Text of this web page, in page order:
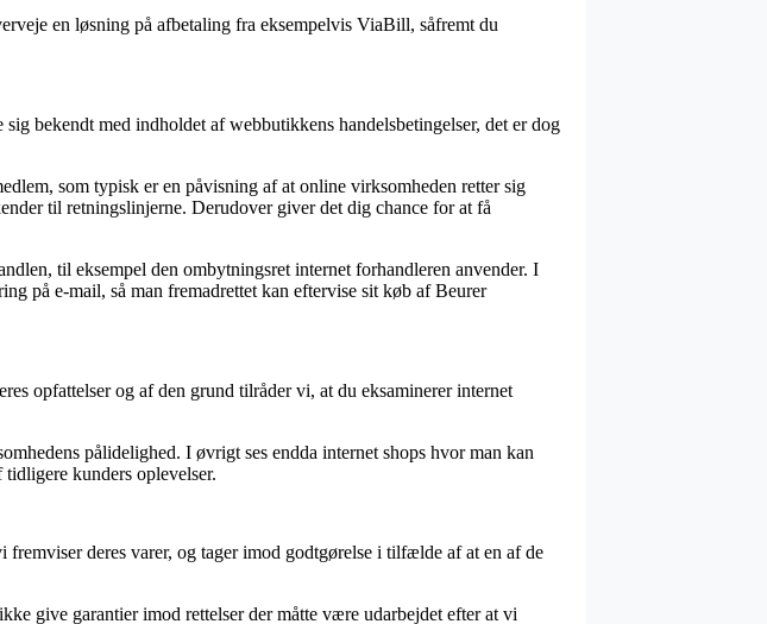
en løsning på afbetaling fra eksempelvis ViaBill, såfremt du
bekendt med indholdet af webbutikkens handelsbetingelser, det er dog
som typisk er en påvisning af at online virksomheden retter sig
til retningslinjerne. Derudover giver det dig chance for at få
til eksempel den ombytningsret internet forhandleren anvender. I
på e-mail, så man fremadrettet kan eftervise sit køb af Beurer
opfattelser og af den grund tilråder vi, at du eksaminerer internet
pålidelighed. I øvrigt ses endda internet shops hvor man kan
kunders oplevelser.
deres varer, og tager imod godtgørelse i tilfælde af at en af de
give garantier imod rettelser der måtte være udarbejdet efter at vi